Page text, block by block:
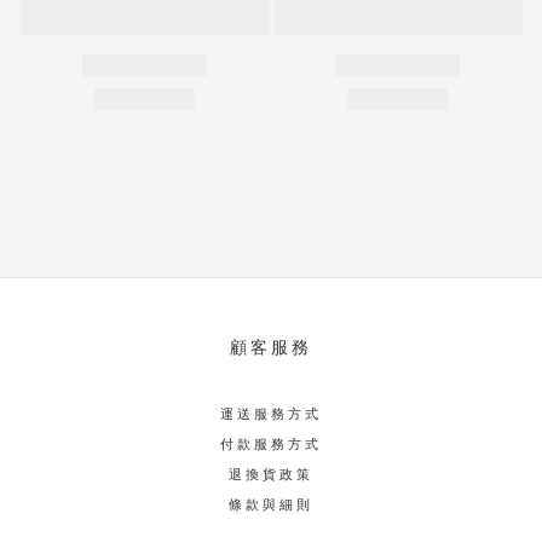
顧客服務
運送服務方式
付款服務方式
退換貨政策
條款與細則